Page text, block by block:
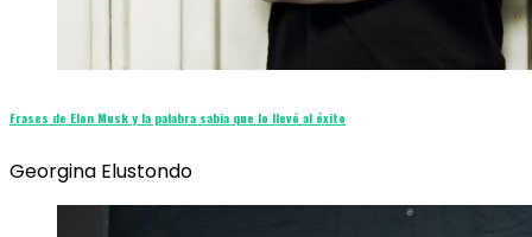
Frases de Elon Musk y la palabra sabia que lo llevó al éxito
Georgina Elustondo